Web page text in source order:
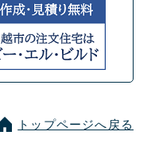
トップページへ戻る